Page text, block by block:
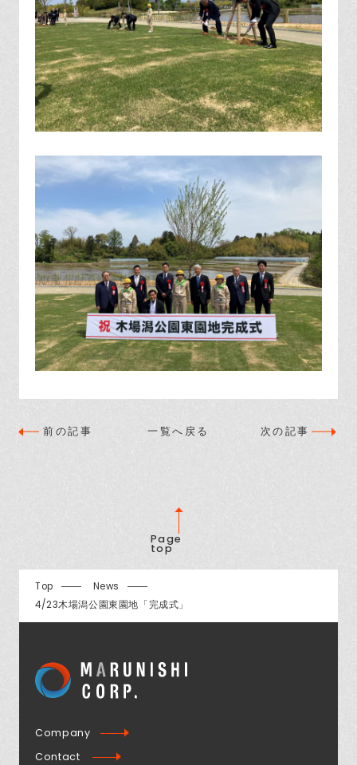
前の記事 一覧へ戻る 次の記事
Page
top
Top
News
4/23木場潟公園東園地「完成式」
Company
Contact